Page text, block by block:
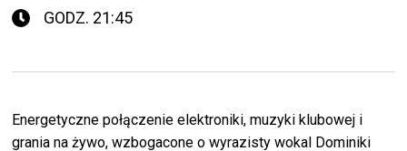
GODZ. 21:45
Energetyczne połączenie elektroniki, muzyki klubowej i
grania na żywo, wzbogacone o wyrazisty wokal Dominiki